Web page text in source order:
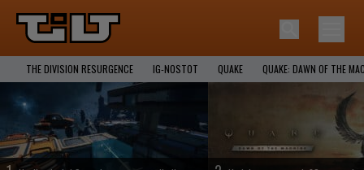
THE DIVISION RESURGENCE IG-NOSTOT QUAKE QUAKE: DAWN OF THE